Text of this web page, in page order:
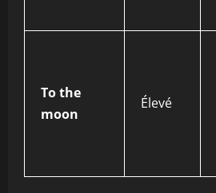
To the
moon
Élevé